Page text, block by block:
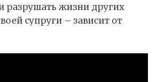
разрушать жизни других
супруги – зависит от